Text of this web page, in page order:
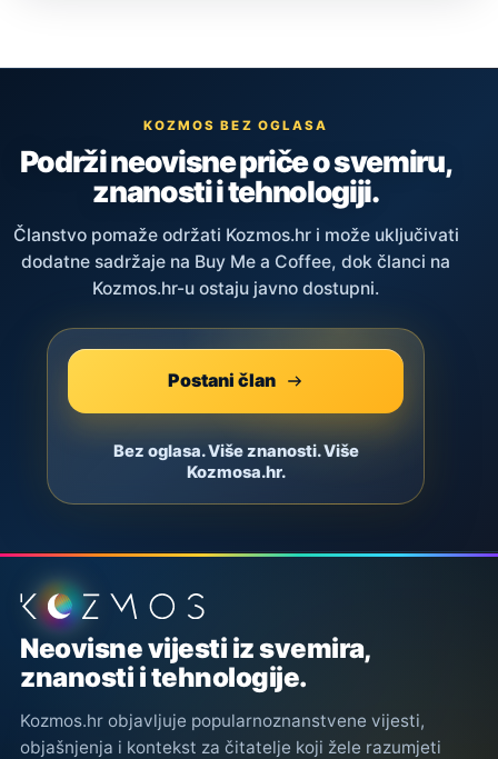
KOZMOS BEZ OGLASA
Podrži neovisne priče o svemiru,
znanosti i tehnologiji.
Članstvo pomaže održati Kozmos.hr i može uključivati
dodatne sadržaje na Buy Me a Coffee, dok članci na
Kozmos.hr-u ostaju javno dostupni.
Postani član
Bez oglasa. Više znanosti. Više
Kozmosa.hr.
Podnožje stranice
Neovisne vijesti iz svemira,
znanosti i tehnologije.
Kozmos.hr objavljuje popularnoznanstvene vijesti,
objašnjenja i kontekst za čitatelje koji žele razumjeti